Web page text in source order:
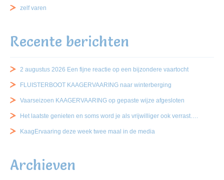
zelf varen
Recente berichten
2 augustus 2026 Een fijne reactie op een bijzondere vaartocht
FLUISTERBOOT KAAGERVAARING naar winterberging
Vaarseizoen KAAGERVAARING op gepaste wijze afgesloten
Het laatste genieten en soms word je als vrijwilliger ook verrast….
KaagErvaaring deze week twee maal in de media
Archieven